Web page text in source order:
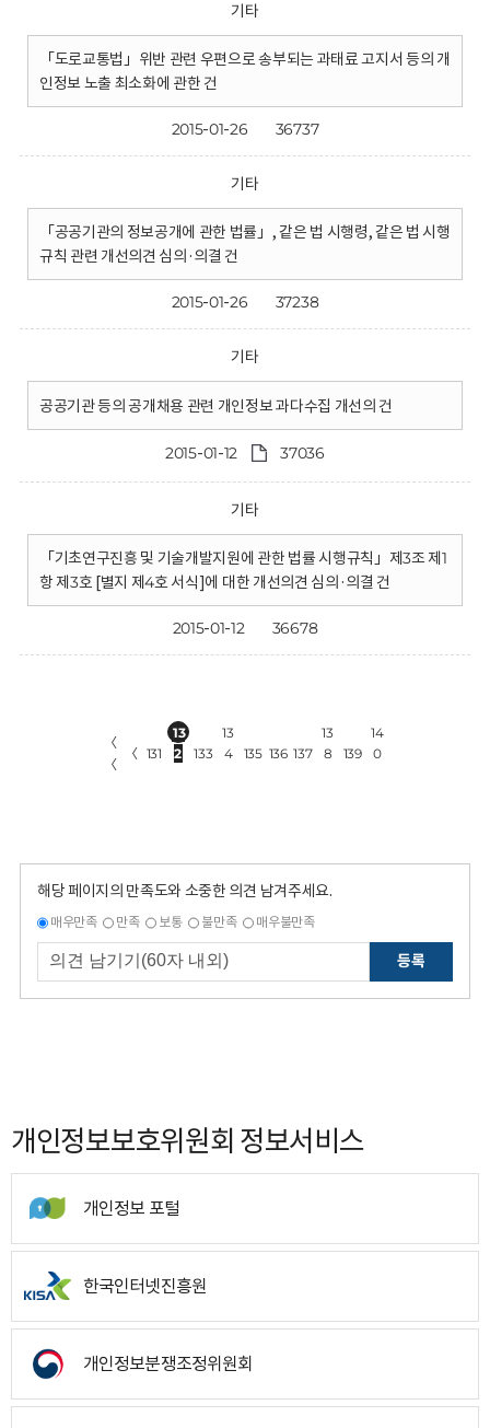
기타
「도로교통법」위반 관련 우편으로 송부되는 과태료 고지서 등의 개
인정보 노출 최소화에 관한 건
2015-01-26 36737
기타
「공공기관의 정보공개에 관한 법률」, 같은 법 시행령, 같은 법 시행
규칙 관련 개선의견 심의·의결 건
2015-01-26 37238
기타
공공기관 등의 공개채용 관련 개인정보 과다수집 개선의 건
2015-01-12 37036
기타
「기초연구진흥 및 기술개발지원에 관한 법률 시행규칙」제3조 제1
항 제3호 [별지 제4호 서식]에 대한 개선의견 심의·의결 건
2015-01-12 36678
〈
〈
〈 131
13
2
133
13
4
135 136 137
13
8
139
14
0
해당 페이지의 만족도와 소중한 의견 남겨주세요.
매우만족 만족 보통 불만족 매우불만족
등록
개인정보보호위원회 정보서비스
개인정보 포털
한국인터넷진흥원
개인정보분쟁조정위원회